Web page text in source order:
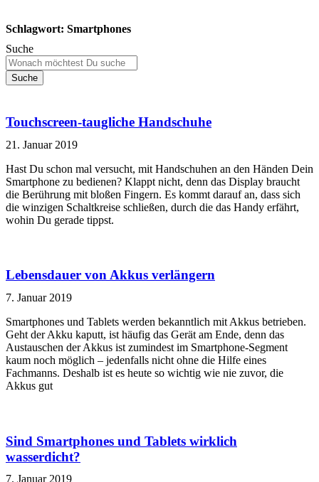
Schlagwort: Smartphones
Suche
Suche
Touchscreen-taugliche Handschuhe
21. Januar 2019
Hast Du schon mal versucht, mit Handschuhen an den Händen Dein
Smartphone zu bedienen? Klappt nicht, denn das Display braucht
die Berührung mit bloßen Fingern. Es kommt darauf an, dass sich
die winzigen Schaltkreise schließen, durch die das Handy erfährt,
wohin Du gerade tippst.
Lebensdauer von Akkus verlängern
7. Januar 2019
Smartphones und Tablets werden bekanntlich mit Akkus betrieben.
Geht der Akku kaputt, ist häufig das Gerät am Ende, denn das
Austauschen der Akkus ist zumindest im Smartphone-Segment
kaum noch möglich – jedenfalls nicht ohne die Hilfe eines
Fachmanns. Deshalb ist es heute so wichtig wie nie zuvor, die
Akkus gut
Sind Smartphones und Tablets wirklich
wasserdicht?
7. Januar 2019